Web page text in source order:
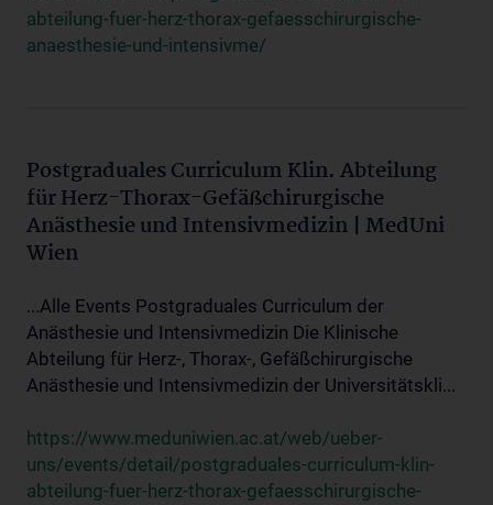
abteilung-fuer-herz-thorax-gefaesschirurgische-
anaesthesie-und-intensivme/
Postgraduales Curriculum Klin. Abteilung
für Herz-Thorax-Gefäßchirurgische
Anästhesie und Intensivmedizin | MedUni
Wien
...Alle Events Postgraduales Curriculum der
Anästhesie und Intensivmedizin Die Klinische
Abteilung für Herz-, Thorax-, Gefäßchirurgische
Anästhesie und Intensivmedizin der Universitätskli...
https://www.meduniwien.ac.at/web/ueber-
uns/events/detail/postgraduales-curriculum-klin-
abteilung-fuer-herz-thorax-gefaesschirurgische-